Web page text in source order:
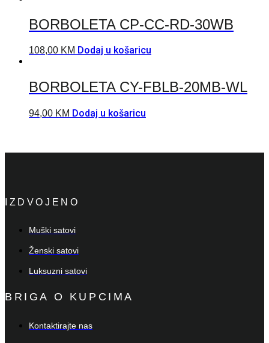
BORBOLETA CP-CC-RD-30WB
108,00 KM Dodaj u košaricu
BORBOLETA CY-FBLB-20MB-WL
94,00 KM Dodaj u košaricu
IZDVOJENO
Muški satovi
Ženski satovi
Luksuzni satovi
BRIGA O KUPCIMA
Kontaktirajte nas